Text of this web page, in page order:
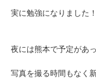
実に勉強になりました！
夜には熊本で予定があっ
写真を撮る時間もなく